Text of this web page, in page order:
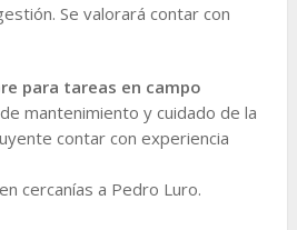
Se valorará contar con
para tareas en campo
mantenimiento y cuidado de la
contar con experiencia
cercanías a Pedro Luro.